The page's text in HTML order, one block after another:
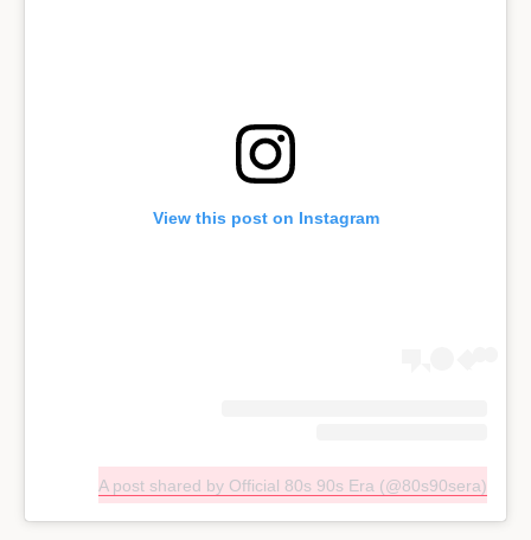
View this post on Instagram
A post shared by Official 80s 90s Era (@80s90sera)